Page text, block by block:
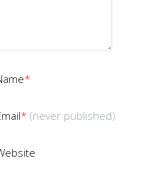
*
* (never published)